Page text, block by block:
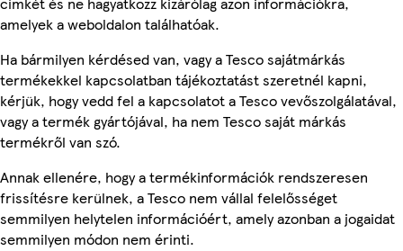
amelyek a weboldalon találhatóak.
Ha bármilyen kérdésed van, vagy a Tesco sajátmárkás
termékekkel kapcsolatban tájékoztatást szeretnél kapni,
kérjük, hogy vedd fel a kapcsolatot a Tesco vevőszolgálatával,
vagy a termék gyártójával, ha nem Tesco saját márkás
termékről van szó.
Annak ellenére, hogy a termékinformációk rendszeresen
frissítésre kerülnek, a Tesco nem vállal felelősséget
semmilyen helytelen információért, amely azonban a jogaidat
semmilyen módon nem érinti.